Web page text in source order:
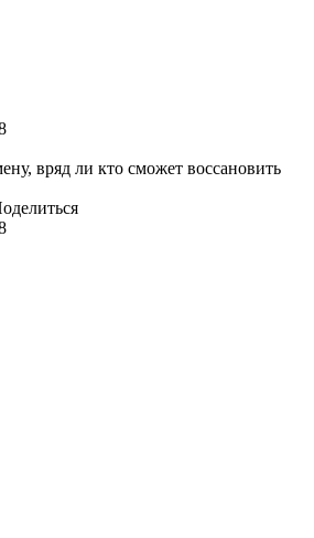
вряд ли кто сможет воссановить